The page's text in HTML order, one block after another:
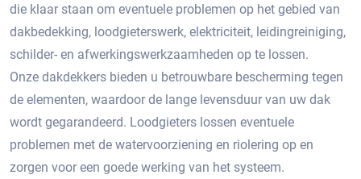
die klaar staan om eventuele problemen op het gebied van
dakbedekking, loodgieterswerk, elektriciteit, leidingreiniging,
schilder- en afwerkingswerkzaamheden op te lossen.
Onze dakdekkers bieden u betrouwbare bescherming tegen
de elementen, waardoor de lange levensduur van uw dak
wordt gegarandeerd. Loodgieters lossen eventuele
problemen met de watervoorziening en riolering op en
zorgen voor een goede werking van het systeem.